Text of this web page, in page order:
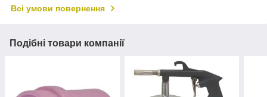
Всі умови повернення
Подібні товари компанії